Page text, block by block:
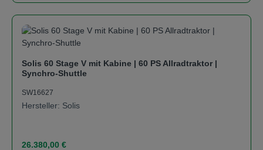
Solis 60 Stage V mit Kabine | 60 PS Allradtraktor |
Synchro-Shuttle
SW16627
Hersteller: Solis
Regulärer Preis:
26.380,00 €